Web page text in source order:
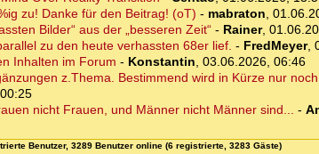
zu! Danke für den Beitrag! (oT) - mabraton,
Bilder“ aus der „besseren Zeit“- Rainer,
zu den heute verhassten 68er lief. - FredMeyer,
Inhalten im Forum - Konstantin, 03.06.2026, 06:46
z.Thema. Bestimmend wird in Kürze nur
nicht Frauen, und Männer nicht Männer sind... -
Benutzer, 3289 Benutzer online (6 registrierte, 3283 Gäste)